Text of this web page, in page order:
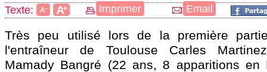
Texte: A- A+ Imprimer Email
Très peu utilisé lors de la première
l'entraîneur de Toulouse Carles
Mamady Bangré (22 ans, 8 apparitions en